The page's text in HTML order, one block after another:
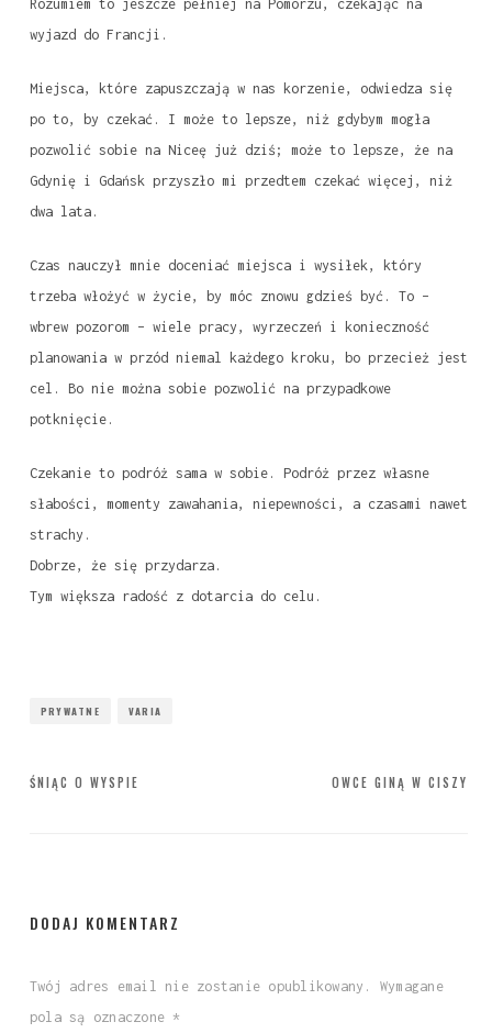
Rozumiem to jeszcze pełniej na Pomorzu, czekając na
wyjazd do Francji.
Miejsca, które zapuszczają w nas korzenie, odwiedza się
po to, by czekać. I może to lepsze, niż gdybym mogła
pozwolić sobie na Niceę już dziś; może to lepsze, że na
Gdynię i Gdańsk przyszło mi przedtem czekać więcej, niż
dwa lata.
Czas nauczył mnie doceniać miejsca i wysiłek, który
trzeba włożyć w życie, by móc znowu gdzieś być. To –
wbrew pozorom – wiele pracy, wyrzeczeń i konieczność
planowania w przód niemal każdego kroku, bo przecież jest
cel. Bo nie można sobie pozwolić na przypadkowe
potknięcie.
Czekanie to podróż sama w sobie. Podróż przez własne
słabości, momenty zawahania, niepewności, a czasami nawet
strachy.
Dobrze, że się przydarza.
Tym większa radość z dotarcia do celu.
PRYWATNE VARIA
Nawigacja
OWCE GINĄ W CISZY
ŚNIĄC O WYSPIE
DODAJ KOMENTARZ
Twój adres email nie zostanie opublikowany.
Wymagane
pola są oznaczone *